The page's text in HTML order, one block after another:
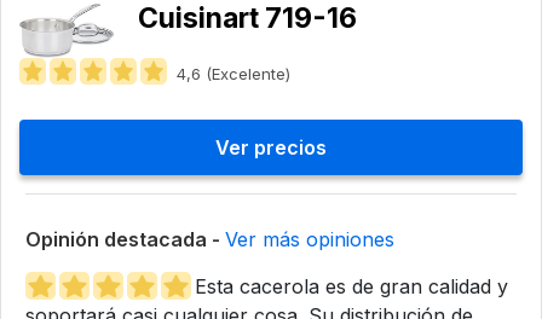
Cuisinart 719-16
4,6 (Excelente)
Ver precios
Opinión destacada - Ver más opiniones
Esta cacerola es de gran calidad y